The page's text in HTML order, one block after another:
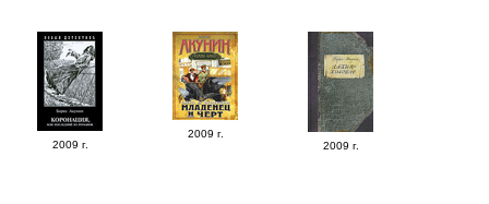
2009 г.
2009 г.
2009 г.